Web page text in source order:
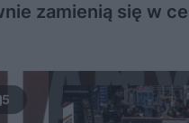
zamienią się w
5